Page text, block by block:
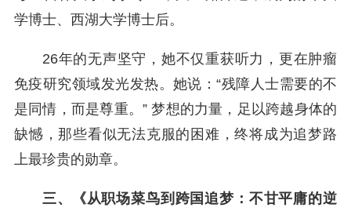
学博士、西湖大学博士后。
26年的无声坚守，她不仅重获听力，更在肿瘤
免疫研究领域发光发热。她说：“残障人士需要的不
是同情，而是尊重。” 梦想的力量，足以跨越身体的
缺憾，那些看似无法克服的困难，终将成为追梦路
上最珍贵的勋章。
三、《从职场菜鸟到跨国追梦：不甘平庸的逆